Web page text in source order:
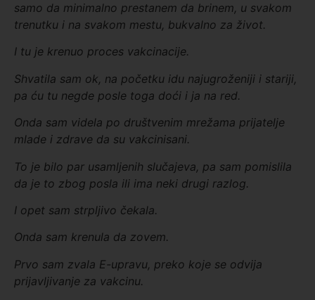
samo da minimalno prestanem da brinem, u svakom
trenutku i na svakom mestu, bukvalno za život.
I tu je krenuo proces vakcinacije.
Shvatila sam ok, na početku idu najugroženiji i stariji,
pa ću tu negde posle toga doći i ja na red.
Onda sam videla po društvenim mrežama prijatelje
mlade i zdrave da su vakcinisani.
To je bilo par usamljenih slučajeva, pa sam pomislila
da je to zbog posla ili ima neki drugi razlog.
I opet sam strpljivo čekala.
Onda sam krenula da zovem.
Prvo sam zvala E-upravu, preko koje se odvija
prijavljivanje za vakcinu.